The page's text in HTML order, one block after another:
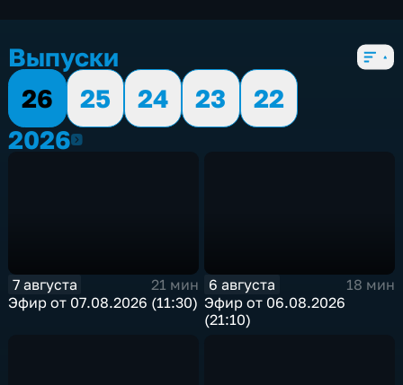
5 сезонов, 2353 выпуска
Выпуски
26
25 24 23
22
20262026
7 августа
21 мин
Эфир от 07.08.2026 (11:30)
6 августа
18 мин
Эфир от 06.08.2026
(21:10)